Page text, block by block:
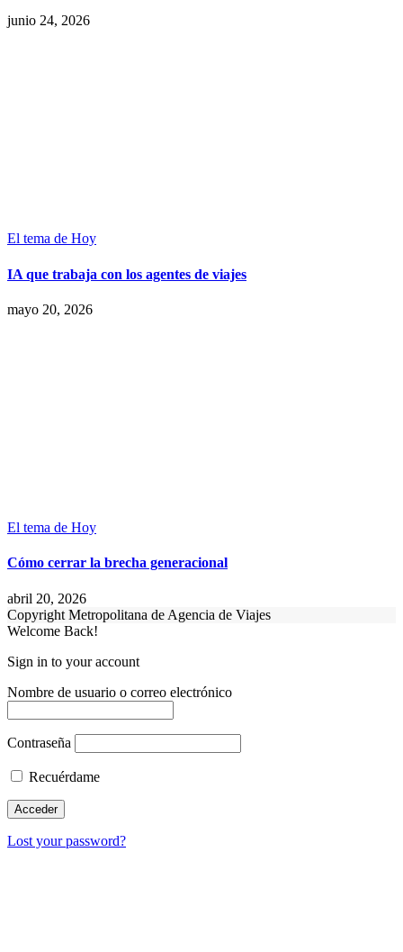
junio 24, 2026
El tema de Hoy
IA que trabaja con los agentes de viajes
mayo 20, 2026
El tema de Hoy
Cómo cerrar la brecha generacional
abril 20, 2026
Copyright Metropolitana de Agencia de Viajes
Welcome Back!
Sign in to your account
Nombre de usuario o correo electrónico
Contraseña
Recuérdame
Lost your password?